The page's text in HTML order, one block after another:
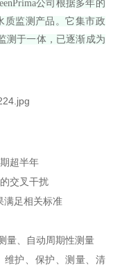
公司根据多年的
质监测产品。它集市政
测于一体，已逐渐成为
超半年
交叉干扰
满足相关标准
量、自动周期性测量
维护、保护、测量、清